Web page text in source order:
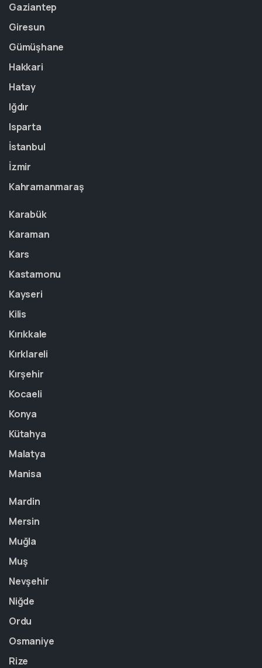
Gaziantep
Giresun
Gümüşhane
Hakkari
Hatay
Iğdır
Isparta
İstanbul
İzmir
Kahramanmaraş
Karabük
Karaman
Kars
Kastamonu
Kayseri
Kilis
Kırıkkale
Kırklareli
Kırşehir
Kocaeli
Konya
Kütahya
Malatya
Manisa
Mardin
Mersin
Muğla
Muş
Nevşehir
Niğde
Ordu
Osmaniye
Rize